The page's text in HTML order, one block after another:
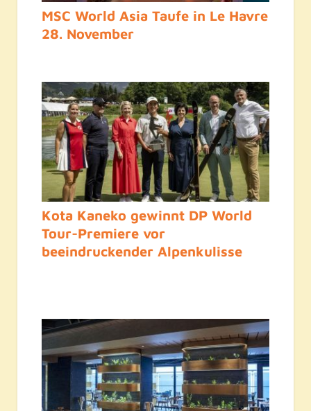
MSC World Asia Taufe in Le Havre
28. November
Kota Kaneko gewinnt DP World
Tour-Premiere vor
beeindruckender Alpenkulisse